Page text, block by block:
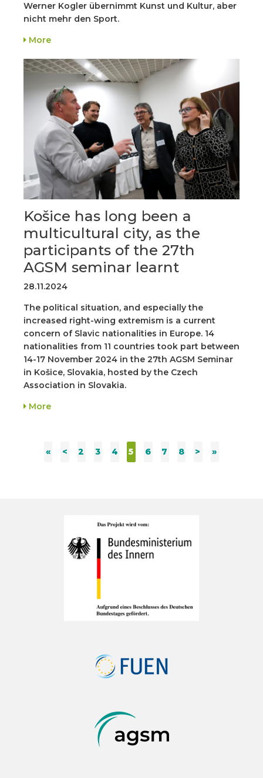
Werner Kogler übernimmt Kunst und Kultur, aber
nicht mehr den Sport.
More
Košice has long been a
multicultural city, as the
participants of the 27th
AGSM seminar learnt
28.11.2024
The political situation, and especially the
increased right-wing extremism is a current
concern of Slavic nationalities in Europe. 14
nationalities from 11 countries took part between
14-17 November 2024 in the 27th AGSM Seminar
in Košice, Slovakia, hosted by the Czech
Association in Slovakia.
More
« < 2 3 4 5 6 7 8 > »